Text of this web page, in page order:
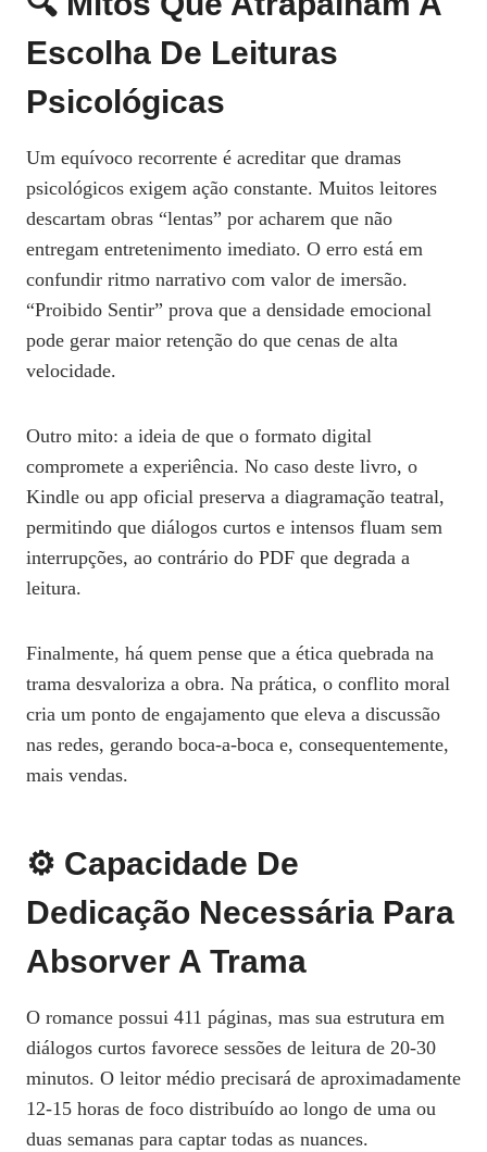
Escolha De Leituras
Psicológicas
Um equívoco recorrente é acreditar que dramas
psicológicos exigem ação constante. Muitos leitores
descartam obras “lentas” por acharem que não
entregam entretenimento imediato. O erro está em
confundir ritmo narrativo com valor de imersão.
“Proibido Sentir” prova que a densidade emocional
pode gerar maior retenção do que cenas de alta
velocidade.
Outro mito: a ideia de que o formato digital
compromete a experiência. No caso deste livro, o
Kindle ou app oficial preserva a diagramação teatral,
permitindo que diálogos curtos e intensos fluam sem
interrupções, ao contrário do PDF que degrada a
leitura.
Finalmente, há quem pense que a ética quebrada na
trama desvaloriza a obra. Na prática, o conflito moral
cria um ponto de engajamento que eleva a discussão
nas redes, gerando boca‑a‑boca e, consequentemente,
mais vendas.
⚙️ Capacidade De
Dedicação Necessária Para
Absorver A Trama
O romance possui 411 páginas, mas sua estrutura em
diálogos curtos favorece sessões de leitura de 20‑30
minutos. O leitor médio precisará de aproximadamente
12‑15 horas de foco distribuído ao longo de uma ou
duas semanas para captar todas as nuances.